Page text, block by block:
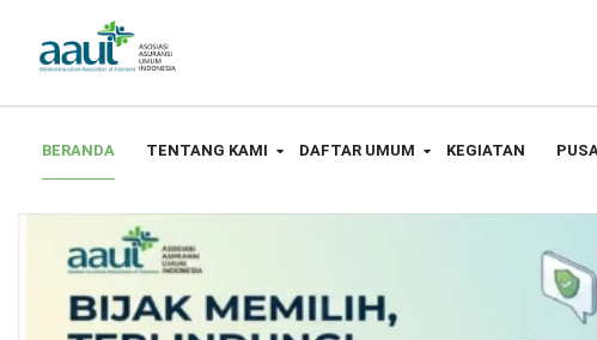
BERANDA TENTANG KAMI DAFTAR UMUM KEGIATAN